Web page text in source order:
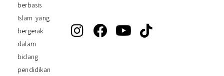
berbasis
Islam yang
bergerak
dalam
bidang
pendidikan